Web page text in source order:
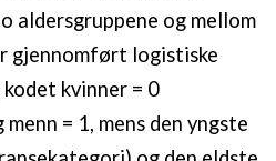
aldersgruppene og mellom
gjennomført logistiske
kvinner = 0
= 1, mens den yngste